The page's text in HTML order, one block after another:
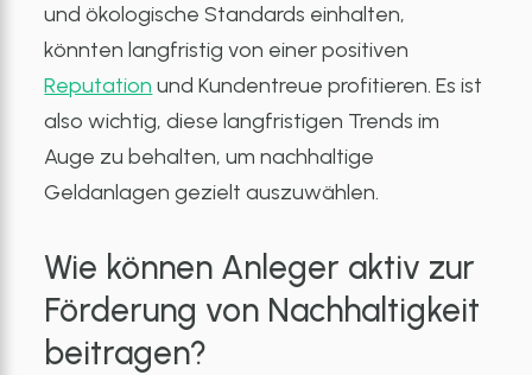
und ökologische Standards einhalten,
könnten langfristig von einer positiven
Reputation und Kundentreue profitieren. Es ist
also wichtig, diese langfristigen Trends im
Auge zu behalten, um nachhaltige
Geldanlagen gezielt auszuwählen.
Wie können Anleger aktiv zur
Förderung von Nachhaltigkeit
beitragen?